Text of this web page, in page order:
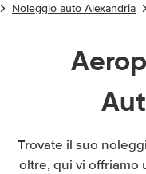
Noleggio auto Alexandria
Trovate il suo
oltre, qui vi offriamo